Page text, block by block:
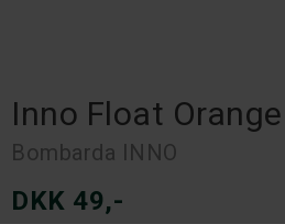
Inno Float Orange
Bombarda INNO
DKK 49,-